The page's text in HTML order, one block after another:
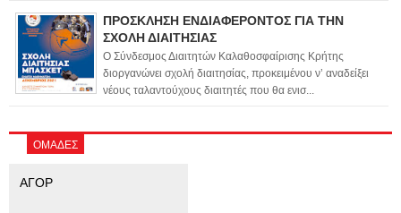
ΠΡΟΣΚΛΗΣΗ ΕΝΔΙΑΦΕΡΟΝΤΟΣ ΓΙΑ ΤΗΝ
ΣΧΟΛΗ ΔΙΑΙΤΗΣΙΑΣ
Ο Σύνδεσμος Διαιτητών Καλαθοσφαίρισης Κρήτης
διοργανώνει σχολή διαιτησίας, προκειμένου ν’ αναδείξει
νέους ταλαντούχους διαιτητές που θα ενισ...
ΟΜΑΔΕΣ
ΑΓΟΡ